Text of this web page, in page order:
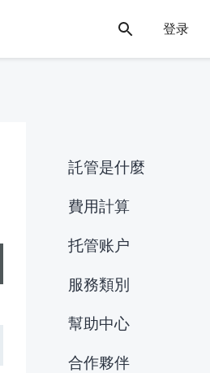
登录
託管是什麼
費用計算
托管账户
服務類別
幫助中心
合作夥伴